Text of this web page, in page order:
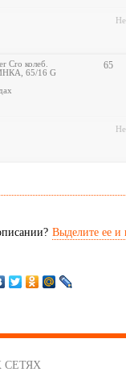
Cro колеб.
65/16 G
65
Выделите ее и